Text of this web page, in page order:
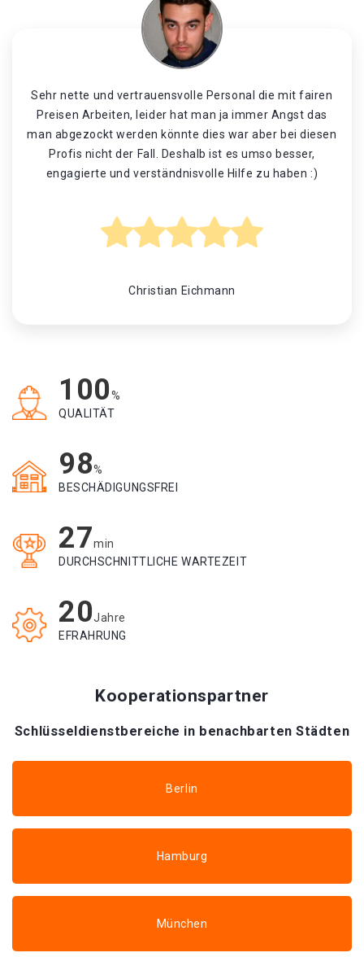
Sehr nette und vertrauensvolle Personal die mit fairen
Preisen Arbeiten, leider hat man ja immer Angst das
man abgezockt werden könnte dies war aber bei diesen
Profis nicht der Fall. Deshalb ist es umso besser,
engagierte und verständnisvolle Hilfe zu haben :)
Christian Eichmann
100%
QUALITÄT
98%
BESCHÄDIGUNGSFREI
27min
DURCHSCHNITTLICHE WARTEZEIT
20Jahre
EFRAHRUNG
Kooperationspartner
Schlüsseldienstbereiche in benachbarten Städten
Berlin
Hamburg
München